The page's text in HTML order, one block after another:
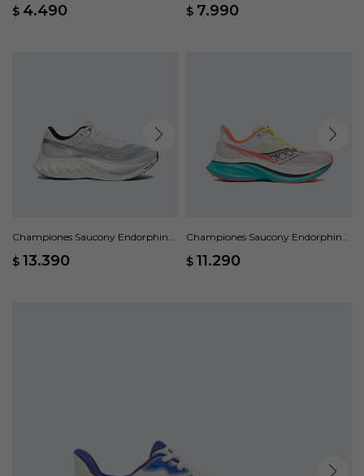
$ 4.490 $ 7.990
Championes Saucony Endorphin
$ 13.390
Championes Saucony Endorphin
$ 11.290